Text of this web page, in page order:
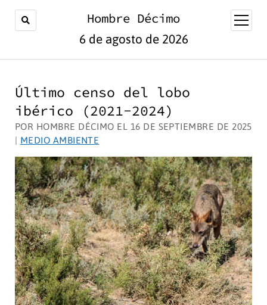
Hombre Décimo
6 de agosto de 2026
abrir
menú
Último censo del lobo
ibérico (2021-2024)
POR HOMBRE DÉCIMO EL 16 DE SEPTIEMBRE DE 2025
| MEDIO AMBIENTE